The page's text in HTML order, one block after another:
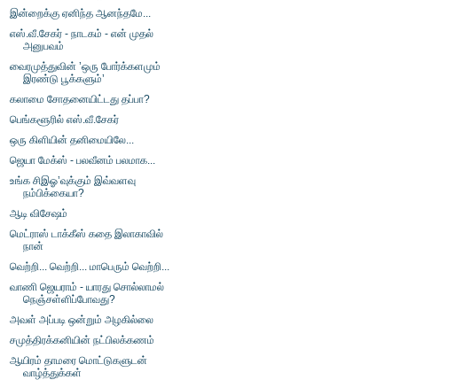
இன்றைக்கு ஏனிந்த ஆனந்தமே...
எஸ்.வீ.சேகர் - நாடகம் - என் முதல்
அனுபவம்
வைரமுத்துவின் ’ஒரு போர்க்களமும்
இரண்டு பூக்களும்’
கலாமை சோதனையிட்டது தப்பா?
பெங்களூரில் எஸ்.வீ.சேகர்
ஒரு கிளியின் தனிமையிலே...
ஜெயா மேக்ஸ் - பலவீனம் பலமாக...
உங்க சிஇஓ’வுக்கும் இவ்வளவு
நம்பிக்கையா?
ஆடி விசேஷம்
மெட்ராஸ் டாக்கீஸ் கதை இலாகாவில்
நான்
வெற்றி... வெற்றி... மாபெரும் வெற்றி...
வாணி ஜெயராம் - யாரது சொல்லாமல்
நெஞ்சள்ளிப்போவது?
அவள் அப்படி ஒன்றும் அழகில்லை
சமுத்திரக்கனியின் நட்பிலக்கணம்
ஆயிரம் தாமரை மொட்டுகளுடன்
வாழ்த்துக்கள்